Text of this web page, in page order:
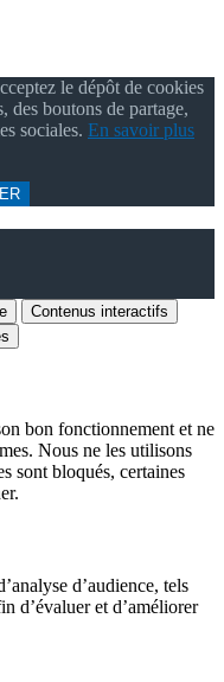
le dépôt de cookies
des boutons de partage,
sociales. En savoir plus
Contenus interactifs
bon fonctionnement et ne
Nous ne les utilisons
sont bloqués, certaines
d’audience, tels
d’évaluer et d’améliorer